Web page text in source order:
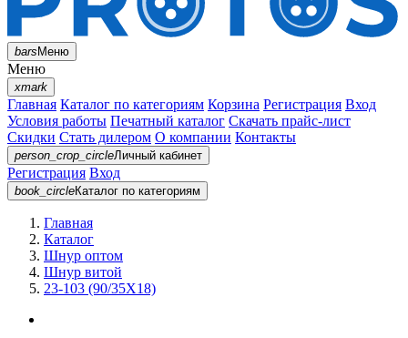
barsМеню
Меню
xmark
Главная Каталог по категориям Корзина Регистрация Вход
Условия работы Печатный каталог Скачать прайс-лист
Скидки Стать дилером О компании Контакты
person_crop_circleЛичный кабинет
Регистрация Вход
book_circleКаталог по категориям
Главная
Каталог
Шнур оптом
Шнур витой
23-103 (90/35X18)